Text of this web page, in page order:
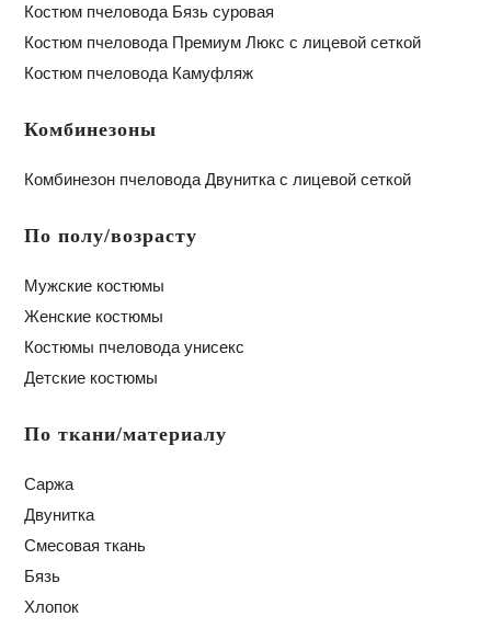
Костюм пчеловода Бязь суровая
Костюм пчеловода Премиум Люкс с лицевой сеткой
Костюм пчеловода Камуфляж
Комбинезоны
Комбинезон пчеловода Двунитка с лицевой сеткой
По полу/возрасту
Мужские костюмы
Женские костюмы
Костюмы пчеловода унисекс
Детские костюмы
По ткани/материалу
Саржа
Двунитка
Смесовая ткань
Бязь
Хлопок